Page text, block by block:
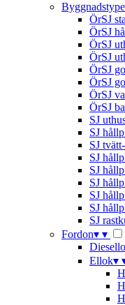
ÖrSJ
ÖrSJ
ÖrSJ
ÖrSJ
ÖrSJ
ÖrSJ
ÖrSJ
ÖrSJ
SJ
SJ
SJ
SJ
SJ
SJ
SJ
SJ
SJ
Fordon▾ ▾
Ellok▾